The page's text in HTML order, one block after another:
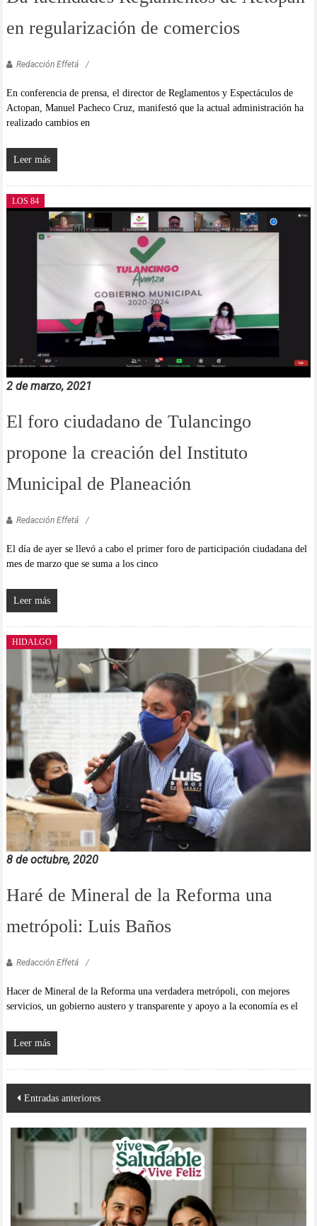
en regularización de comercios
Redacción Effetá
En conferencia de prensa, el director de Reglamentos y Espectáculos de
Actopan, Manuel Pacheco Cruz, manifestó que la actual administración ha
realizado cambios en
Leer más
LOS 84
2 de marzo, 2021
El foro ciudadano de Tulancingo
propone la creación del Instituto
Municipal de Planeación
Redacción Effetá
El día de ayer se llevó a cabo el primer foro de participación ciudadana del
mes de marzo que se suma a los cinco
Leer más
HIDALGO
8 de octubre, 2020
Haré de Mineral de la Reforma una
metrópoli: Luis Baños
Redacción Effetá
Hacer de Mineral de la Reforma una verdadera metrópoli, con mejores
servicios, un gobierno austero y transparente y apoyo a la economía es el
Leer más
Navegación
de
entradas
Entradas anteriores